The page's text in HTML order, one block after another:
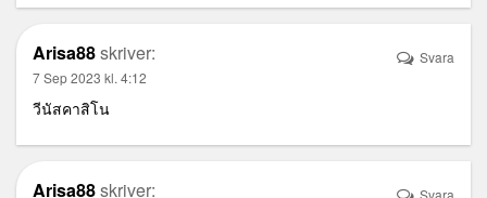
Arisa88skriver:
7 Sep 2023 kl. 4:12
วีนัสคาสิโน
Svara
Arisa88skriver: